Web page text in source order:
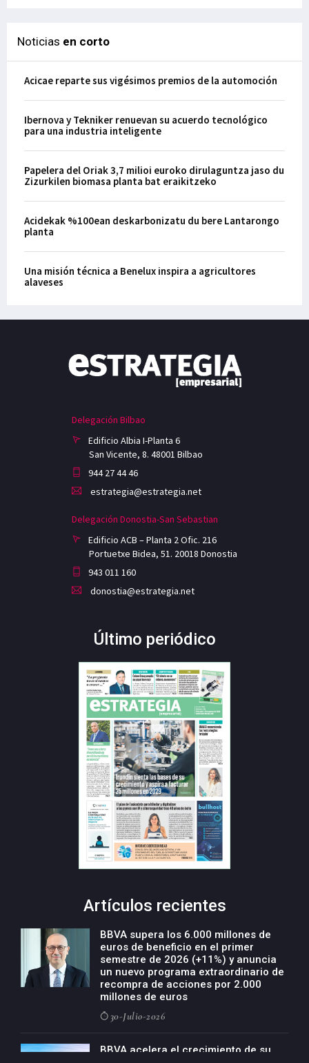
Noticias en corto
Acicae reparte sus vigésimos premios de la automoción
Ibernova y Tekniker renuevan su acuerdo tecnológico
para una industria inteligente
Papelera del Oriak 3,7 milioi euroko dirulaguntza jaso du
Zizurkilen biomasa planta bat eraikitzeko
Acidekak %100ean deskarbonizatu du bere Lantarongo
planta
Una misión técnica a Benelux inspira a agricultores
alaveses
Delegación Bilbao
Edificio Albia I-Planta 6
San Vicente, 8. 48001 Bilbao
944 27 44 46
estrategia@estrategia.net
Delegación Donostia-San Sebastian
Edificio ACB – Planta 2 Ofic. 216
Portuetxe Bidea, 51. 20018 Donostia
943 011 160
donostia@estrategia.net
Último periódico
Artículos recientes
BBVA supera los 6.000 millones de
euros de beneficio en el primer
semestre de 2026 (+11%) y anuncia
un nuevo programa extraordinario de
recompra de acciones por 2.000
millones de euros
30-Julio-2026
BBVA acelera el crecimiento de su